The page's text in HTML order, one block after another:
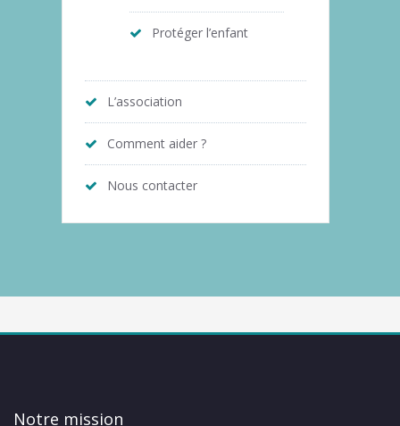
Protéger l’enfant
L’association
Comment aider ?
Nous contacter
Notre mission